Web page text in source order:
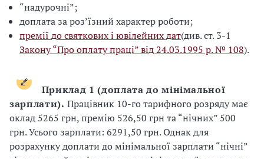
“надурочні”;
доплата за роз’їзний характер роботи;
премії до святкових і ювілейних дат(див. ст. 3-1
Закону “Про оплату праці” від 24.03.1995 р. № 108).
Приклад 1 (доплата до мінімальної
зарплати). Працівник 10-го тарифного розряду має
оклад 5265 грн, премію 526,50 грн та “нічних” 500
грн. Усього зарплати: 6291,50 грн. Однак для
розрахунку доплати до мінімальної зарплати “нічні”